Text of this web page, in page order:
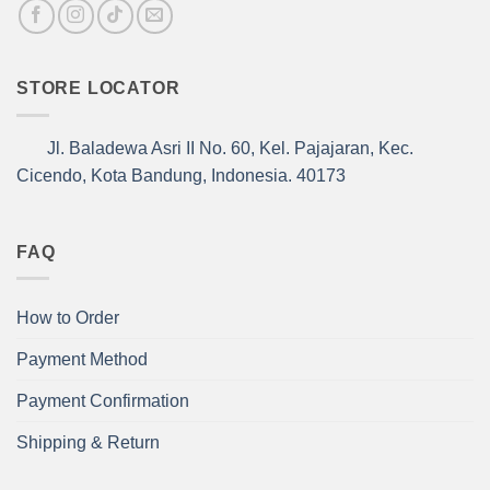
STORE LOCATOR
Jl. Baladewa Asri II No. 60, Kel. Pajajaran, Kec.
Cicendo, Kota Bandung, Indonesia. 40173
FAQ
How to Order
Payment Method
Payment Confirmation
Shipping & Return